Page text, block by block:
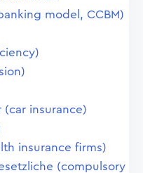
model, CCBM)
(car insurance)
insurance firms)
(compulsory